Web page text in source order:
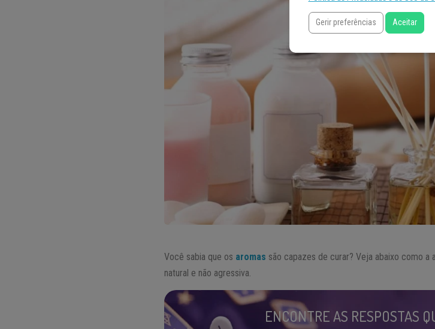
Você sabia que os aromas são capazes de curar? Veja abaixo como
natural e não agressiva.
ENCONTRE AS RESPOSTAS
Gerir preferências Aceitar